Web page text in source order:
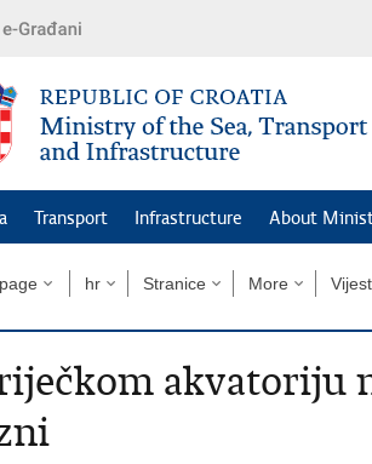
Transport Infrastructure About
hr Stranice More
akvatoriju